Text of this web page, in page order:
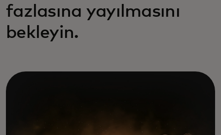
fazlasına yayılmasını
bekleyin.